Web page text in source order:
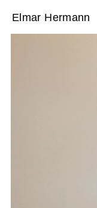
Elmar Hermann